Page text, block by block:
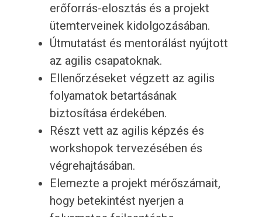
erőforrás-elosztás és a projekt
ütemterveinek kidolgozásában.
Útmutatást és mentorálást nyújtott
az agilis csapatoknak.
Ellenőrzéseket végzett az agilis
folyamatok betartásának
biztosítása érdekében.
Részt vett az agilis képzés és
workshopok tervezésében és
végrehajtásában.
Elemezte a projekt mérőszámait,
hogy betekintést nyerjen a